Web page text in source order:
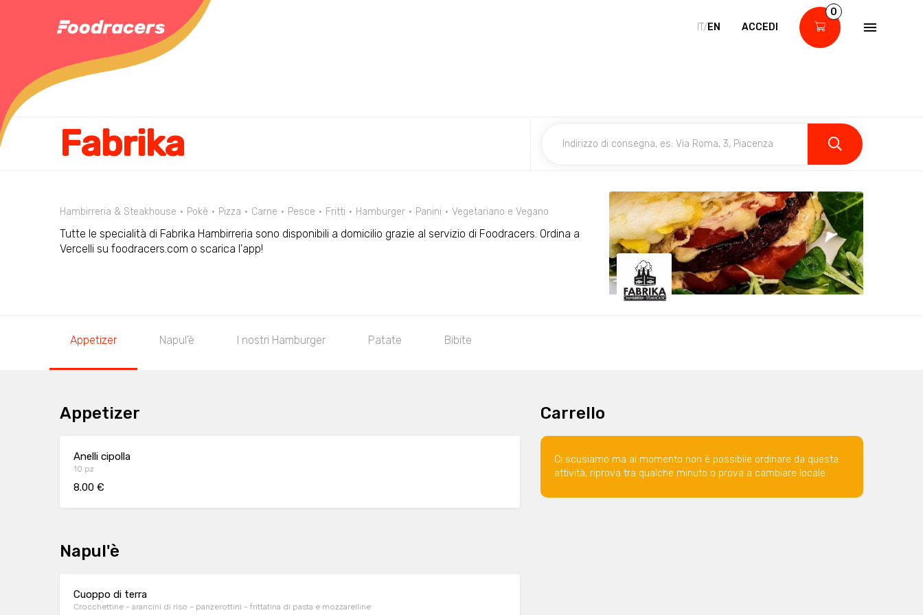
IT/EN ACCEDI
0
Fabrika
Hambirreria & Steakhouse Pokè Pizza Carne Pesce Fritti Hamburger Panini Vegetariano e Vegano
Tutte le specialità di Fabrika Hambirreria sono disponibili a domicilio grazie al servizio di Foodracers. Ordina a
Vercelli su foodracers.com o scarica l'app!
Appetizer Napul'è I nostri Hamburger Patate Bibite
Appetizer
Anelli cipolla
10 pz
8.00 €
Napul'è
Cuoppo di terra
Crocchettine - arancini di riso - panzerottini - frittatina di pasta e mozzarelline
Carrello
Ci scusiamo ma al momento non è possibile ordinare da questa
attività, riprova tra qualche minuto o prova a cambiare locale.